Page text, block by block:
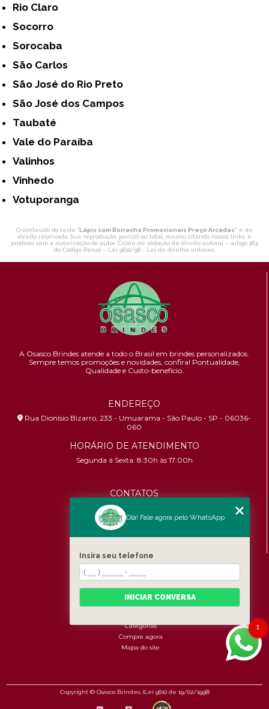
Rio Claro
Socorro
Sorocaba
São Carlos
São José do Rio Preto
São José dos Campos
Taubaté
Vale do Paraíba
Valinhos
Vinhedo
Votuporanga
O conteúdo do texto "Lápis com Borracha Promocionais Preço Arcadas" é de
direito reservado. Sua reprodução, parcial ou total, mesmo citando nossos links, é
proibida sem a autorização do autor. Crime de violação de direito autoral – artigo 184
do Código Penal – Lei 9610/98 - Lei de direitos autorais.
A Osasco Brindes atende a todo o Brasil em brindes personalizados.
Sempre temos promoções e novidades, confira! Pontualidade,
Qualidade e Custo-benefício.
ENDEREÇO
Rua Dionísio Bizarro, 233 - Umuarama - São Paulo - SP - 06036-
060
HORÁRIO DE ATENDIMENTO
Segunda à Sexta: 8:30h às 17:00h
CONTATOS
(11) 96456-9619
contato@osascobrindes.com.br
Home
Quem somos
Categorias
Compre agora
Mapa do site
Copyright © Osasco Brindes. (Lei 9610 de 19/02/1998)
1
Olá! Fale agora pelo WhatsApp
Insira seu telefone
INICIAR CONVERSA